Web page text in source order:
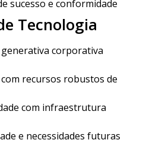
sucesso e conformidade
Tecnologia
generativa corporativa
recursos robustos de
com infraestrutura
e necessidades futuras